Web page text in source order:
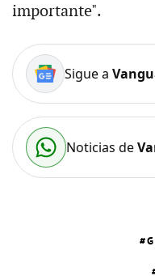
importante".
Sigue a
Noticias de